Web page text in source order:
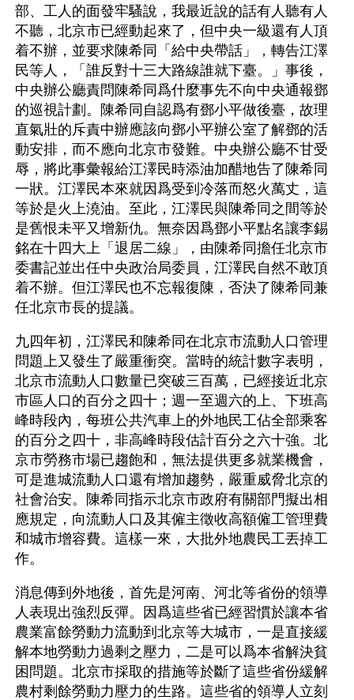
部、工人的面發牢騷說，我最近說的話有人聽有人
不聽，北京市已經動起來了，但中央一級還有人頂
着不辦，並要求陳希同「給中央帶話」，轉告江澤
民等人，「誰反對十三大路線誰就下臺。」事後，
中央辦公廳責問陳希同爲什麼事先不向中央通報鄧
的巡視計劃。陳希同自認爲有鄧小平做後臺，故理
直氣壯的斥責中辦應該向鄧小平辦公室了解鄧的活
動安排，而不應向北京市發難。中央辦公廳不甘受
辱，將此事彙報給江澤民時添油加醋地告了陳希同
一狀。江澤民本來就因爲受到冷落而怒火萬丈，這
等於是火上澆油。至此，江澤民與陳希同之間等於
是舊恨未平又增新仇。無奈因爲鄧小平點名讓李錫
銘在十四大上「退居二線」，由陳希同擔任北京市
委書記並出任中央政治局委員，江澤民自然不敢頂
着不辦。但江澤民也不忘報復陳，否決了陳希同兼
任北京市長的提議。
九四年初，江澤民和陳希同在北京市流動人口管理
問題上又發生了嚴重衝突。當時的統計數字表明，
北京市流動人口數量已突破三百萬，已經接近北京
市區人口的百分之四十；週一至週六的上、下班高
峰時段內，每班公共汽車上的外地民工佔全部乘客
的百分之四十，非高峰時段估計百分之六十強。北
京市勞務市場已趨飽和，無法提供更多就業機會，
可是進城流動人口還有增加趨勢，嚴重威脅北京的
社會治安。陳希同指示北京市政府有關部門擬出相
應規定，向流動人口及其僱主徵收高額僱工管理費
和城市增容費。這樣一來，大批外地農民工丟掉工
作。
消息傳到外地後，首先是河南、河北等省份的領導
人表現出強烈反彈。因爲這些省已經習慣於讓本省
農業富餘勞動力流動到北京等大城市，一是直接緩
解本地勞動力過剩之壓力，二是可以爲本省解決貧
困問題。北京市採取的措施等於斷了這些省份緩解
農村剩餘勞動力壓力的生路。這些省的領導人立刻